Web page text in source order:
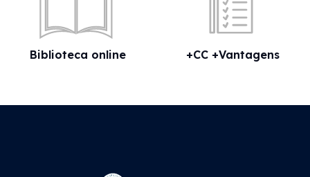
Biblioteca online +CC +Vantagens